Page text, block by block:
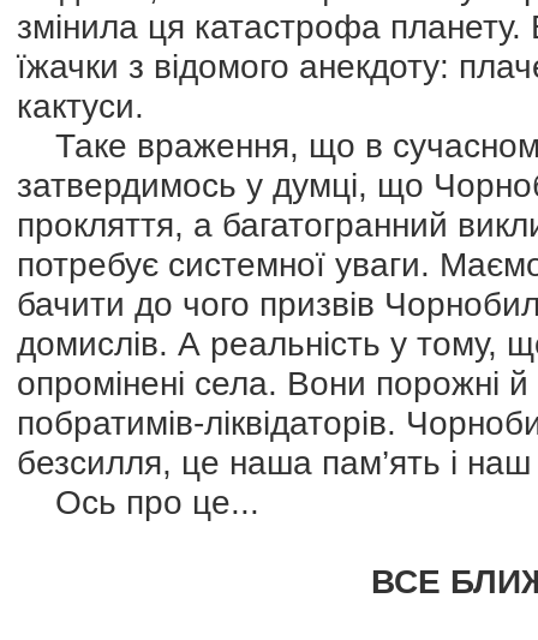
змінила ця катастрофа
їжачки з відомого анекдоту:
кактуси.
Таке враження, що в
затвердимось у думці, що
прокляття, а багатогранний
потребує системної уваги.
бачити до чого призвів
домислів. А реальність у тому,
опромінені села. Вони порожні
побратимів-ліквідаторів.
безсилля, це наша пам’ять і
Ось про це...
ВСЕ